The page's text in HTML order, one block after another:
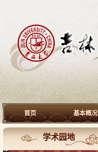
首页 基本概况
学术园地